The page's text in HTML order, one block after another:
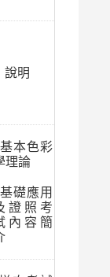
說明
本色彩
理論
礎應用
證照考
內容簡